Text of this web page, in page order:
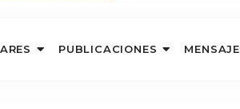
PUBLICACIONES